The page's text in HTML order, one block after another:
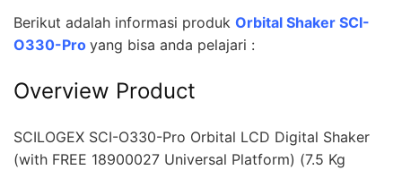
Berikut adalah informasi produk Orbital Shaker SCI-
O330-Pro yang bisa anda pelajari :
Overview Product
SCILOGEX SCI-O330-Pro Orbital LCD Digital Shaker
(with FREE 18900027 Universal Platform) (7.5 Kg